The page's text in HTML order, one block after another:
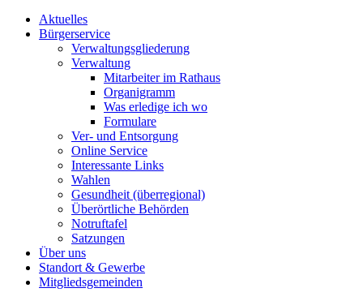
Aktuelles
Bürgerservice
Verwaltungsgliederung
Verwaltung
Mitarbeiter im Rathaus
Organigramm
Was erledige ich wo
Formulare
Ver- und Entsorgung
Online Service
Interessante Links
Wahlen
Gesundheit (überregional)
Überörtliche Behörden
Notruftafel
Satzungen
Über uns
Standort & Gewerbe
Mitgliedsgemeinden